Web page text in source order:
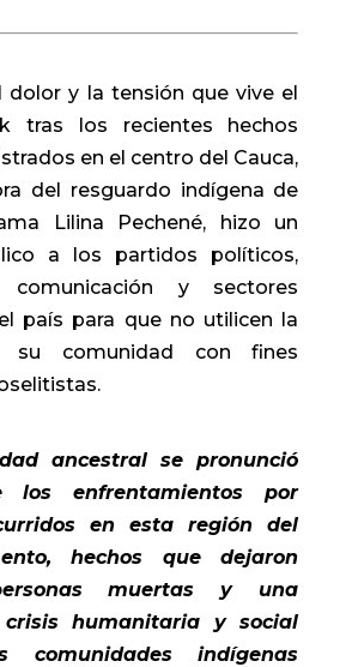
dolor y la tensión que vive el
tras los recientes hechos
en el centro del Cauca,
del resguardo indígena de
Lilina Pechené, hizo un
a los partidos políticos,
y sectores
país para que no utilicen la
su comunidad con fines
ancestral se pronunció
los enfrentamientos por
en esta región del
hechos que dejaron
muertas y una
crisis humanitaria y social
comunidades indígenas